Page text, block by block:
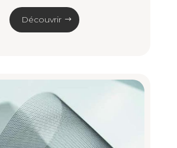
Découvrir